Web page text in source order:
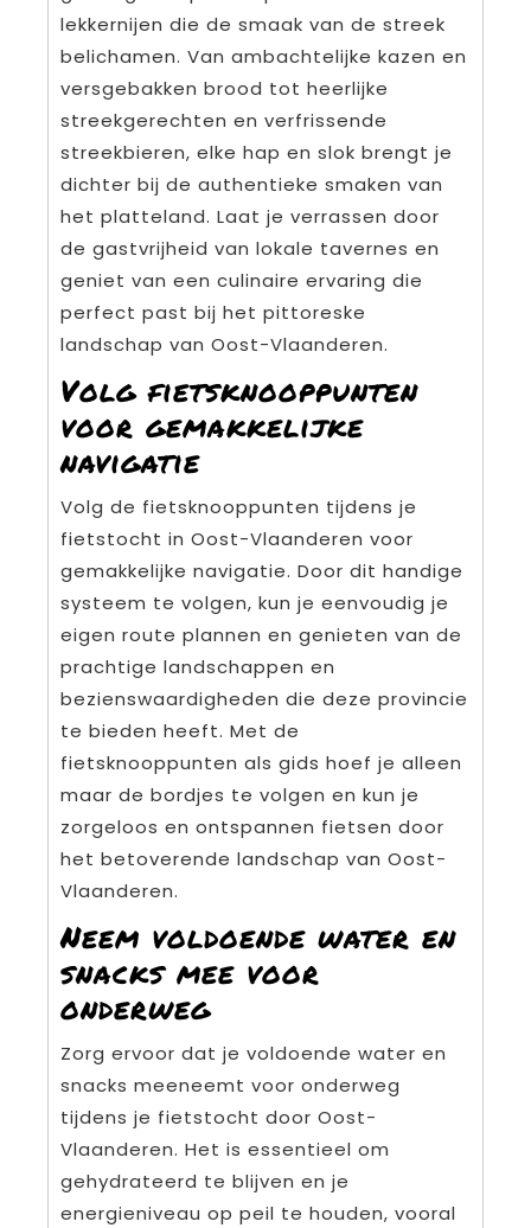
lekkernijen die de smaak van de streek
belichamen. Van ambachtelijke kazen en
versgebakken brood tot heerlijke
streekgerechten en verfrissende
streekbieren, elke hap en slok brengt je
dichter bij de authentieke smaken van
het platteland. Laat je verrassen door
de gastvrijheid van lokale tavernes en
geniet van een culinaire ervaring die
perfect past bij het pittoreske
landschap van Oost-Vlaanderen.
Volg fietsknooppunten
voor gemakkelijke
navigatie
Volg de fietsknooppunten tijdens je
fietstocht in Oost-Vlaanderen voor
gemakkelijke navigatie. Door dit handige
systeem te volgen, kun je eenvoudig je
eigen route plannen en genieten van de
prachtige landschappen en
bezienswaardigheden die deze provincie
te bieden heeft. Met de
fietsknooppunten als gids hoef je alleen
maar de bordjes te volgen en kun je
zorgeloos en ontspannen fietsen door
het betoverende landschap van Oost-
Vlaanderen.
Neem voldoende water en
snacks mee voor
onderweg
Zorg ervoor dat je voldoende water en
snacks meeneemt voor onderweg
tijdens je fietstocht door Oost-
Vlaanderen. Het is essentieel om
gehydrateerd te blijven en je
energieniveau op peil te houden, vooral